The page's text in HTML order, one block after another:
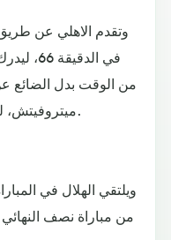
وتقدم الاهلي عن طريق
في
من الوقت بدل الضائع
ميتروفيتش، لتحتكم المباراة الى ركلات الترجيح.
ويلتقي الهلال في
من مباراة نصف النهائي